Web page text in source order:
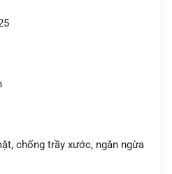
chống trầy xước, ngăn ngừa